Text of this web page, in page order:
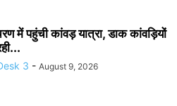
में पहुंची कांवड़ यात्रा, डाक कांवड़ियों
3 - August 9, 2026